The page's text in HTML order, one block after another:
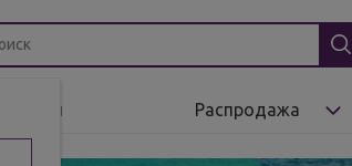
Бренды Распродажа